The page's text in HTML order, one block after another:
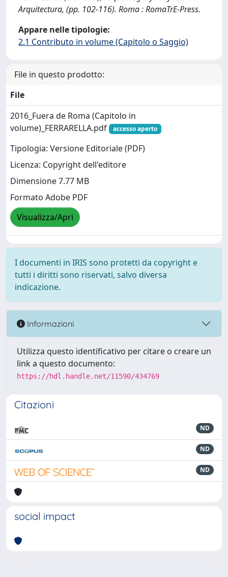
Arquitectura, (pp. 102-116). Roma : RomaTrE-Press.
Appare nelle tipologie:
2.1 Contributo in volume (Capitolo o Saggio)
File in questo prodotto:
File
2016_Fuera de Roma (Capitolo in
volume)_FERRARELLA.pdf
accesso aperto
Tipologia: Versione Editoriale (PDF)
Licenza: Copyright dell'editore
Dimensione 7.77 MB
Formato Adobe PDF
Visualizza/Apri
I documenti in IRIS sono protetti da copyright e
tutti i diritti sono riservati, salvo diversa
indicazione.
Informazioni
Utilizza questo identificativo per citare o creare un
link a questo documento:
https://hdl.handle.net/11590/434769
Citazioni
ND
ND
ND
social impact